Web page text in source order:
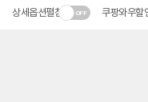
상세옵션펼침 쿠팡와우할